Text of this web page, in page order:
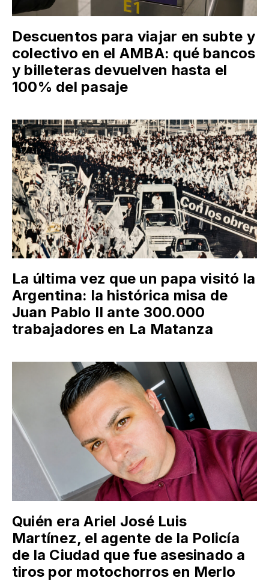
Descuentos para viajar en subte y
colectivo en el AMBA: qué bancos
y billeteras devuelven hasta el
100% del pasaje
La última vez que un papa visitó la
Argentina: la histórica misa de
Juan Pablo II ante 300.000
trabajadores en La Matanza
Quién era Ariel José Luis
Martínez, el agente de la Policía
de la Ciudad que fue asesinado a
tiros por motochorros en Merlo